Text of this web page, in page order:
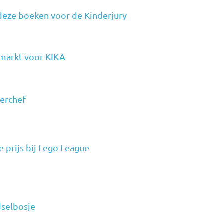
boeken voor de Kinderjury
voor KIKA
prijs bij Lego League